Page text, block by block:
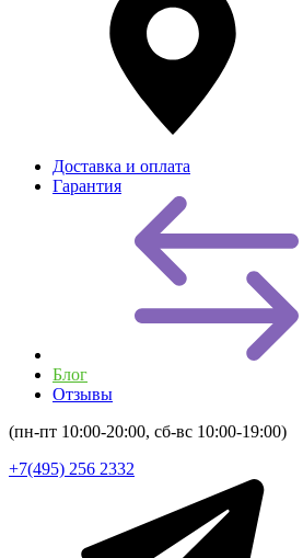
Доставка и оплата
Гарантия
Блог
Отзывы
(пн-пт 10:00-20:00, сб-вс 10:00-19:00)
+7(495) 256 2332